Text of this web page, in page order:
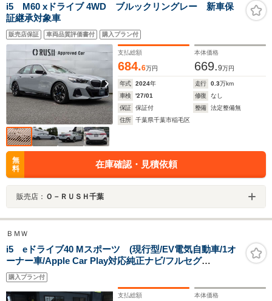
i5 M60 xドライブ 4WD ブルックリングレー 新車保
証継承対象車
販売店保証 車両品質評価書付 購入プラン付
支払総額
684.6万円
本体価格
669.9万円
年式 2024年 走行 0.3万km
車検
'27/01 修復
なし
保証
保証付 整備
法定整備無
住所
千葉県千葉市稲毛区
無
料
在庫確認・見積依頼
販売店： Ｏ－ＲＵＳＨ千葉
ＢＭＷ
i5 eドライブ40 Mスポーツ (現行型/EV電気自動車/1オ
ーナー車/Apple Car Play対応純正ナビ/フルセグ
TV/USB/Bトゥース/Bカメラ/全方位カメラ/本革シート/P
シート/シートヒーター/純正エアロ/純正19インチAW/パワ
ートランク/LEDヘッドライト)
購入プラン付
支払総額 本体価格